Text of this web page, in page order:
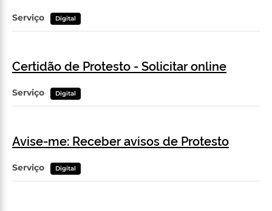
Serviço Digital
Certidão de Protesto - Solicitar online
Serviço Digital
Avise-me: Receber avisos de Protesto
Serviço Digital